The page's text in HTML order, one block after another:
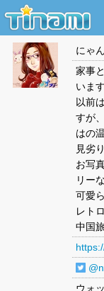
にゃ
家事
います
以前
すが
はの
見劣
お写
リー
可愛
レト
中国
ウォ